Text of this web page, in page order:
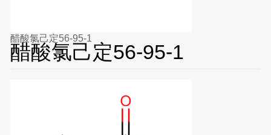
醋酸氯己定56-95-1
醋酸氯己定56-95-1